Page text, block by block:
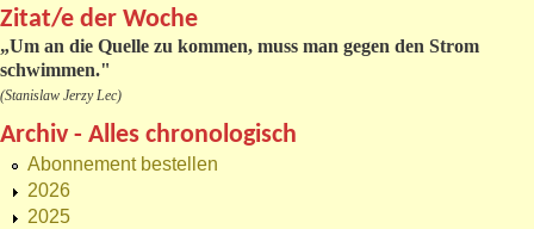
Zitat/e der Woche
„Um an die Quelle zu kommen, muss man gegen den Strom
schwimmen."
(Stanislaw Jerzy Lec)
Archiv - Alles chronologisch
Abonnement bestellen
2026
2025